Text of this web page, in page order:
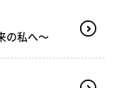
の私へ～